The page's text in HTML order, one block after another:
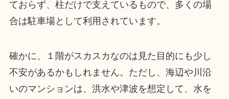
ておらず、柱だけで支えているもので、多くの場
合は駐車場として利用されています。
確かに、１階がスカスカなのは見た目的にも少し
不安があるかもしれません。ただし、海辺や川沿
いのマンションは、洪水や津波を想定して、水を